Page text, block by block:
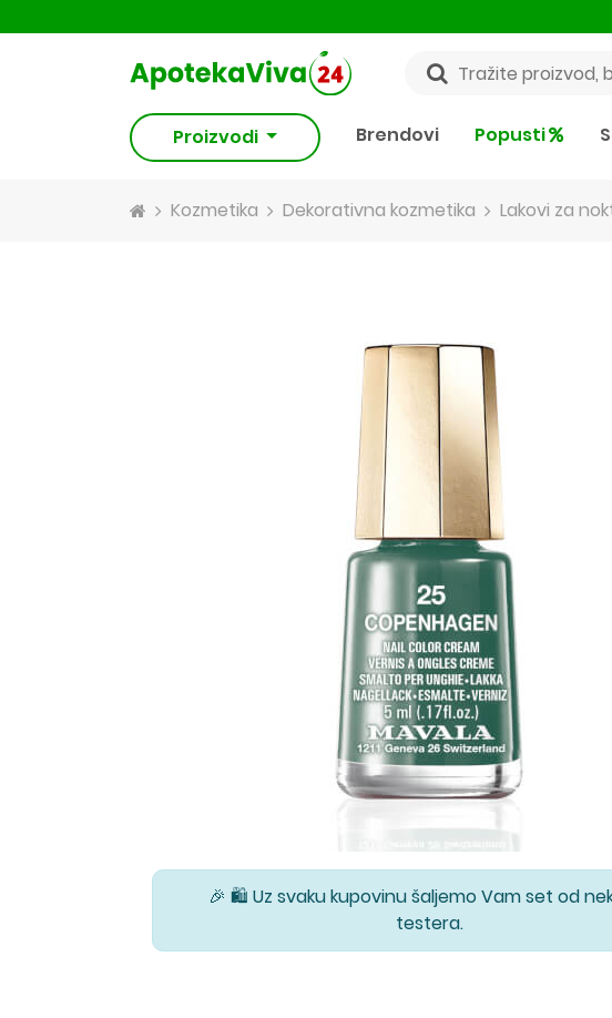
Proizvodi Brendovi Popusti
Kozmetika Dekorativna kozmetika Lakovi za
🎉 🛍️ Uz svaku kupovinu šaljemo Vam set od
testera.